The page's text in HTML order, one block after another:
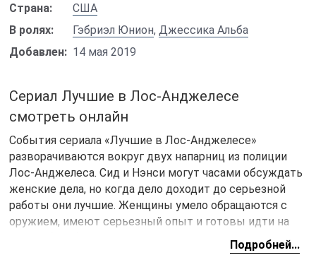
Страна:
США
В ролях:
Гэбриэл Юнион,Джессика Альба
Добавлен: 14 мая 2019
Сериал Лучшие в Лос-Анджелесе
смотреть онлайн
События сериала «Лучшие в Лос-Анджелесе»
разворачиваются вокруг двух напарниц из полиции
Лос-Анджелеса. Сид и Нэнси могут часами обсуждать
женские дела, но когда дело доходит до серьезной
работы они лучшие. Женщины умело обращаются с
оружием, имеют серьезный опыт и готовы идти на
Подробней...